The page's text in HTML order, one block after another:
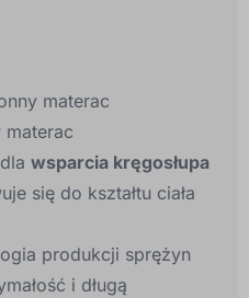
materac
wsparcia kręgosłupa
się do kształtu ciała
produkcji sprężyn
i długą